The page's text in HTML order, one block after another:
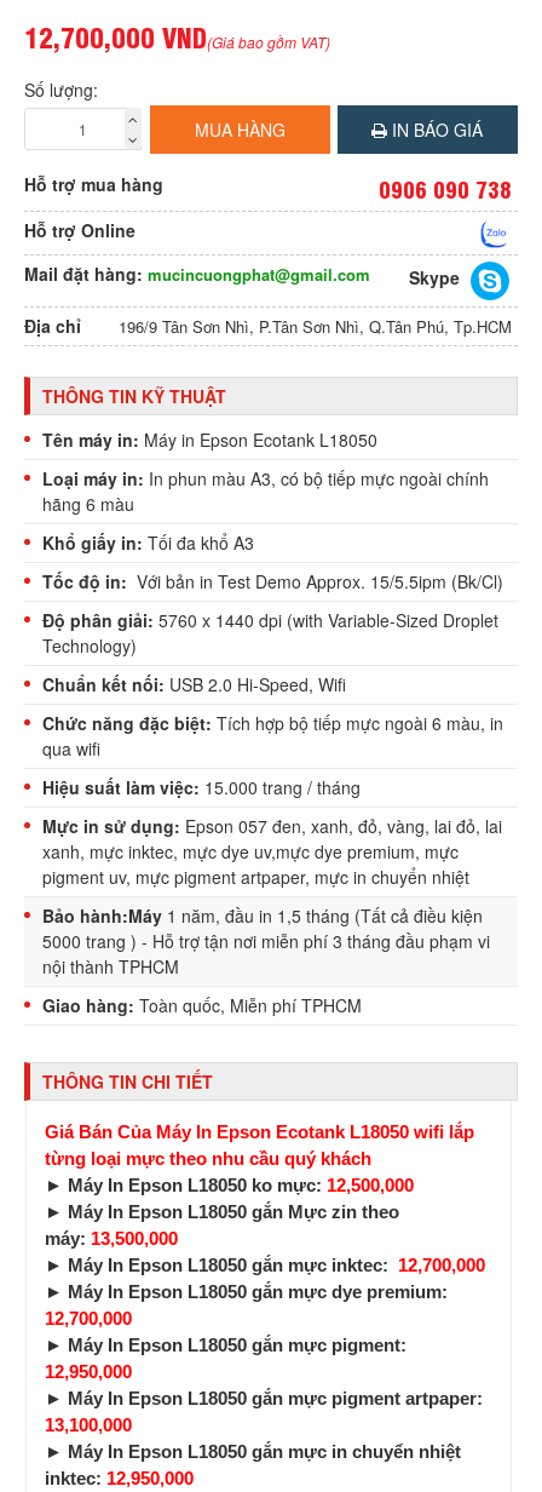
12,700,000 VND(Giá bao gồm VAT)
Số lượng:
MUA HÀNG
IN BÁO GIÁ
Hỗ trợ mua hàng 0906 090 738
Hỗ trợ Online
Mail đặt hàng: mucincuongphat@gmail.com
Skype
Địa chỉ
196/9 Tân Sơn Nhì, P.Tân Sơn Nhì, Q.Tân Phú, Tp.HCM
THÔNG TIN KỸ THUẬT
Tên máy in: Máy in Epson Ecotank L18050
Loại máy in: In phun màu A3, có bộ tiếp mực ngoài chính
hãng 6 màu
Khổ giấy in: Tối đa khổ A3
Tốc độ in: Với bản in Test Demo Approx. 15/5.5ipm (Bk/Cl)
Độ phân giải: 5760 x 1440 dpi (with Variable-Sized Droplet
Technology)
Chuẩn kết nối: USB 2.0 Hi-Speed, Wifi
Chức năng đặc biệt: Tích hợp bộ tiếp mực ngoài 6 màu, in
qua wifi
Hiệu suất làm việc: 15.000 trang / tháng
Mực in sử dụng: Epson 057 đen, xanh, đỏ, vàng, lai đỏ, lai
xanh, mực inktec, mực dye uv,mực dye premium, mực
pigment uv, mực pigment artpaper, mực in chuyển nhiệt
Bảo hành:Máy 1 năm, đầu in 1,5 tháng (Tất cả điều kiện
5000 trang ) - Hỗ trợ tận nơi miễn phí 3 tháng đầu phạm vi
nội thành TPHCM
Giao hàng: Toàn quốc, Miễn phí TPHCM
THÔNG TIN CHI TIẾT
Giá Bán Của Máy In Epson Ecotank L18050 wifi lắp
từng loại mực theo nhu cầu quý khách
► Máy In Epson L18050 ko mực: 12,500,000
► Máy In Epson L18050 gắn Mực zin theo
máy: 13,500,000
► Máy In Epson L18050 gắn mực inktec: 12,700,000
► Máy In Epson L18050 gắn mực dye premium:
12,700,000
► Máy In Epson L18050 gắn mực pigment:
12,950,000
► Máy In Epson L18050 gắn mực pigment artpaper:
13,100,000
► Máy In Epson L18050 gắn mực in chuyển nhiệt
inktec: 12,950,000